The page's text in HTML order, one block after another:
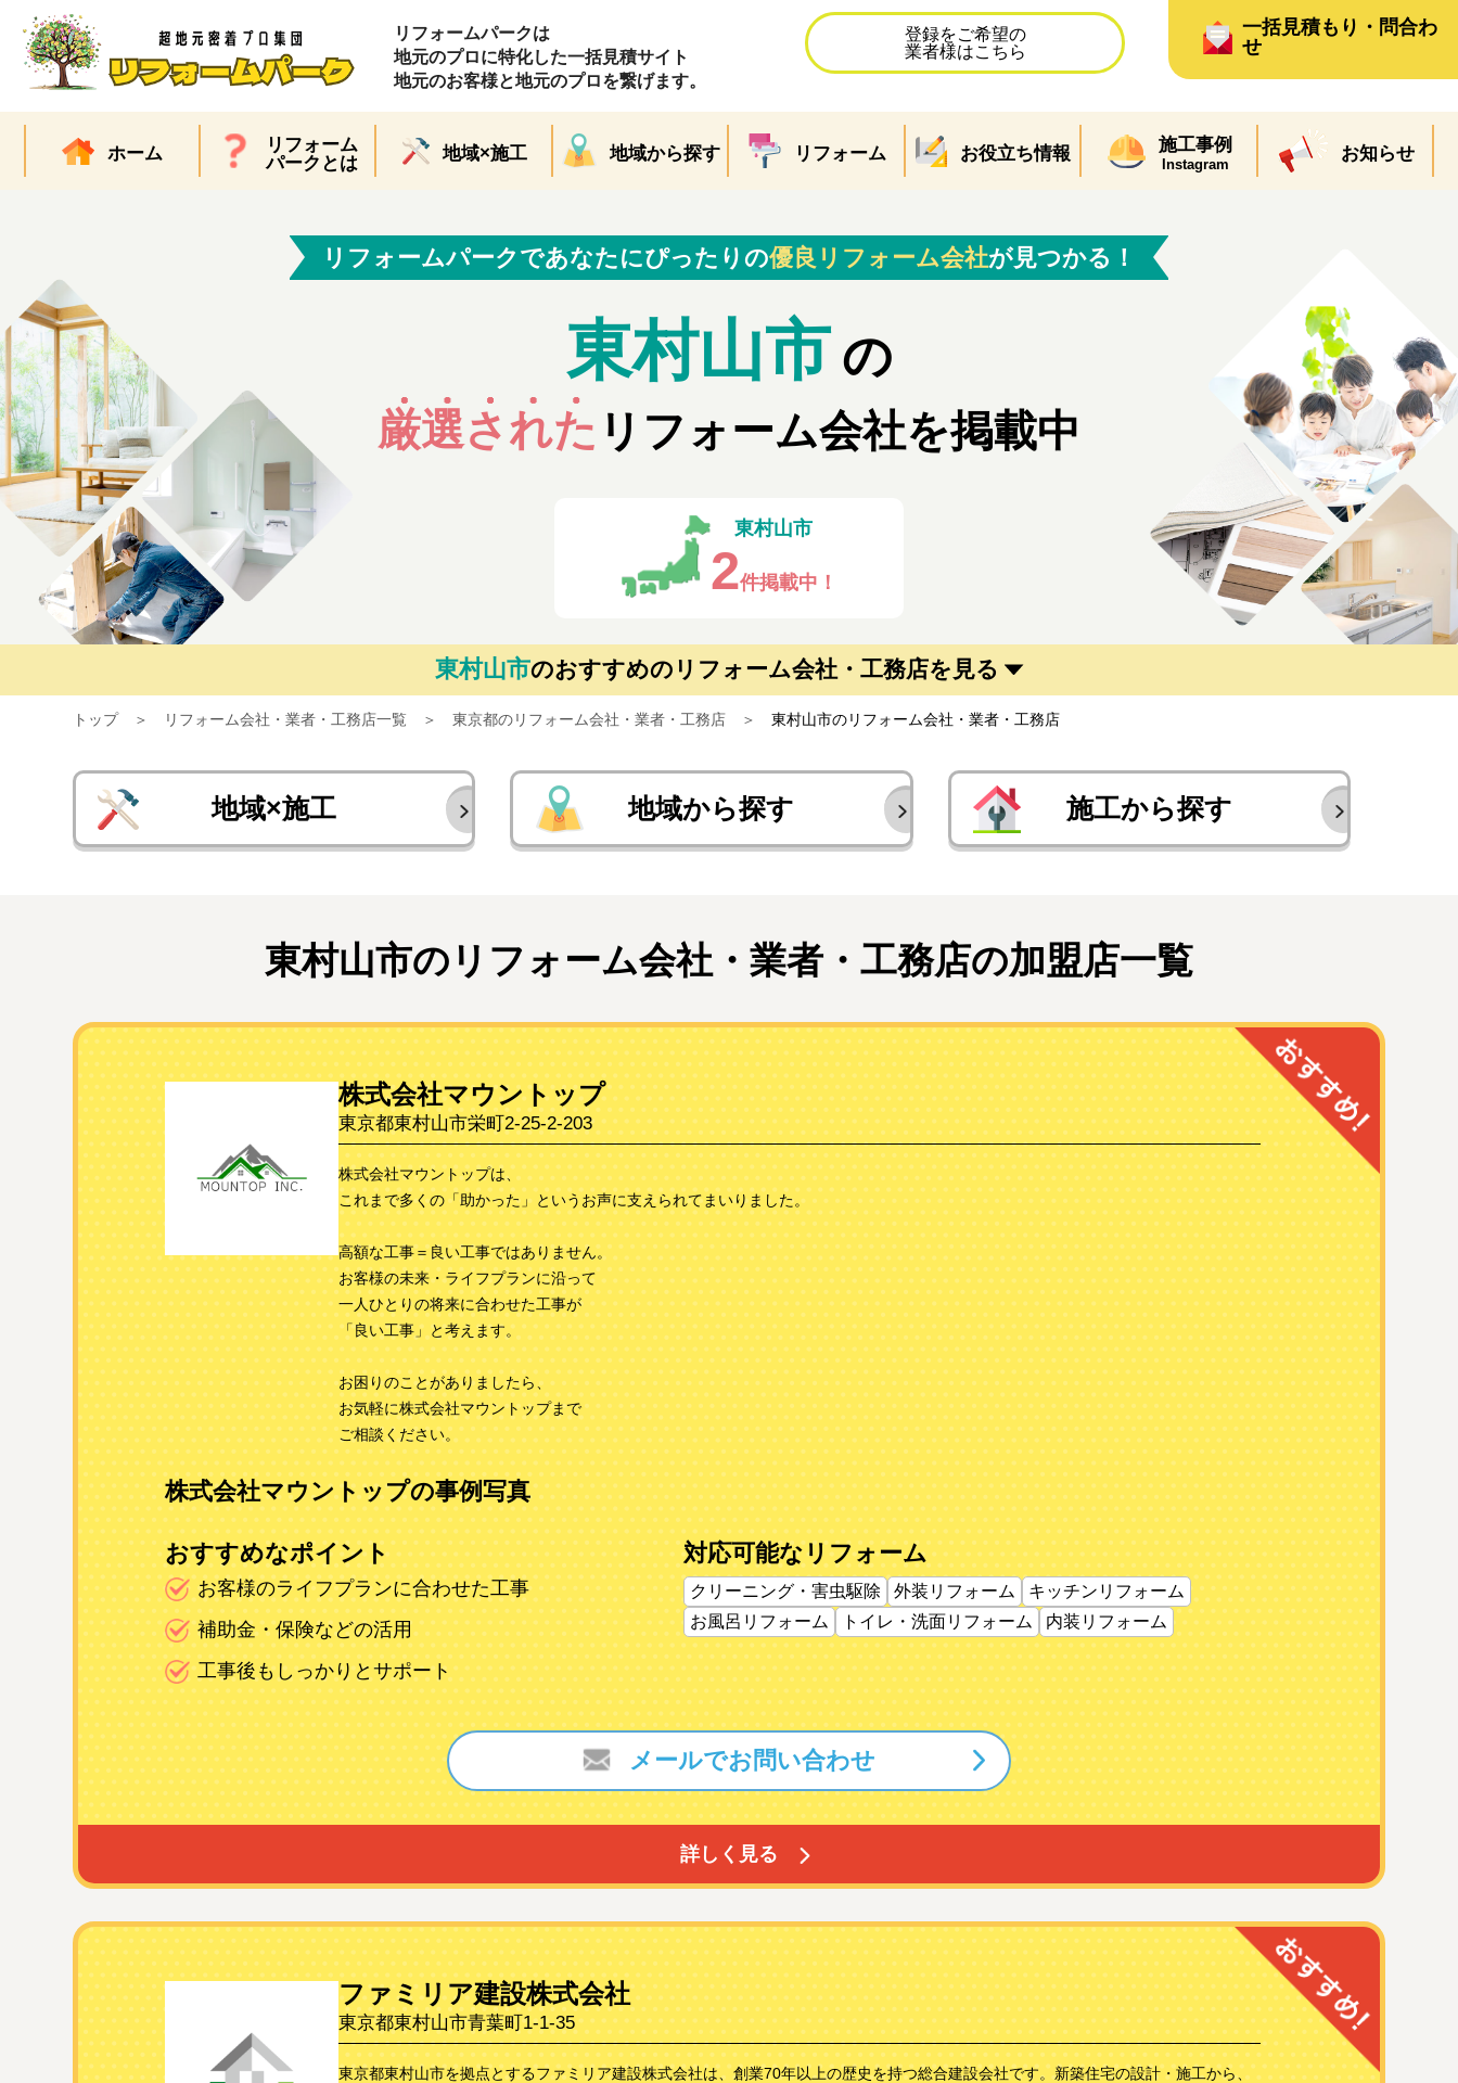
リフォームパークは
地元のプロに特化した一括見積サイト
地元のお客様と地元のプロを繋げます。
登録をご希望の
業者様はこちら
一括見積もり・問合わ
せ
ホーム
リフォーム
パークとは
地域×施工 地域から探す リフォーム お役立ち情報 施工事例
Instagram お知らせ
リフォームパークであなたにぴったりの優良リフォーム会社が見つかる！
東村山市 の
厳選された リフォーム会社を掲載中
東村山市
2件掲載中！
東村山市のおすすめのリフォーム会社・工務店を見る
トップ リフォーム会社・業者・工務店一覧 東京都のリフォーム会社・業者・工務店 東村山市のリフォーム会社・業者・工務店
地域×施工 地域から探す 施工から探す
東村山市のリフォーム会社・業者・ 工務店の加盟店一覧
株式会社マウントップ
東京都東村山市栄町2-25-2-203
株式会社マウントップは、
これまで多くの「助かった」というお声に支えられてまいりました。
高額な工事＝良い工事ではありません。
お客様の未来・ライフプランに沿って
一人ひとりの将来に合わせた工事が
「良い工事」と考えます。
お困りのことがありましたら、
お気軽に株式会社マウントップまで
ご相談ください。
株式会社マウントップの事例写真
おすすめなポイント
お客様のライフプランに合わせた工事
補助金・保険などの活用
工事後もしっかりとサポート
対応可能なリフォーム
クリーニング・害虫駆除 外装リフォーム
キッチンリフォーム
お風呂リフォーム
トイレ・洗面リフォーム 内装リフォーム
詳しく見る
メールでお問い合わせ
ファミリア建設株式会社
東京都東村山市青葉町1-1-35
東京都東村山市を拠点とするファミリア建設株式会社は、創業70年以上の歴史を持つ総合建設会社です。新築住宅の設計・施工から、